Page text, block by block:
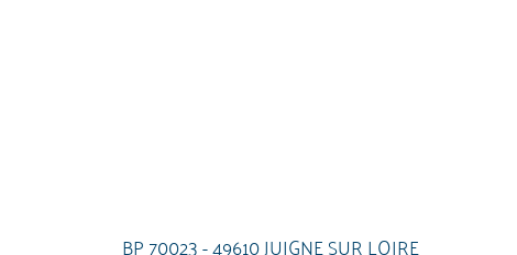
BP 70023 - 49610 JUIGNE SUR LOIRE